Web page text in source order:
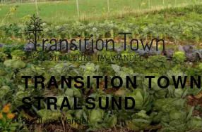
Zum
Inhalt
springen
TRANSITION TOWN
STRALSUND
Stadt im Wandel